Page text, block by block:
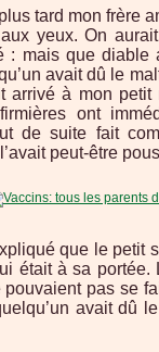
tard mon frère
yeux. On
: mais que
avait dû le
arrivé à mon petit
ont
de suite fait
peut-être
que le petit
était à sa portée.
pas se
avait dû